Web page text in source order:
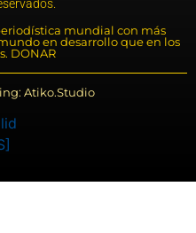
mundial con más
en desarrollo que en los
DONAR
Atiko.Studio